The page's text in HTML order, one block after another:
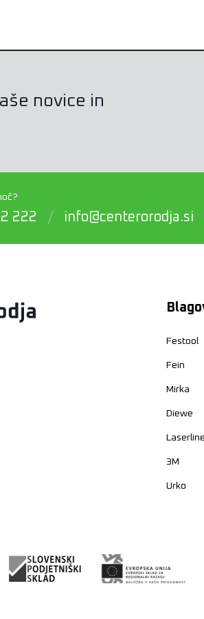
novice in
222 / info@centerorodja.si
Festool
Fein
Mirka
Diewe
3M
Urko